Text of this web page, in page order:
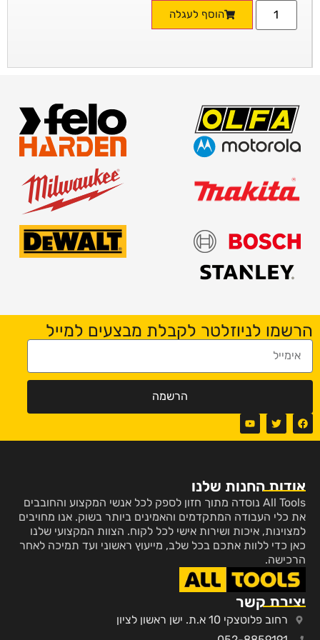
הוסף לעגלה
הרשמו לניוזלטר לקבלת מבצעים למייל
הרשמה
אודות החנות שלנו
All Tools נוסדה מתוך חזון לספק לכל אנשי המקצוע והחובבים
את כלי העבודה המתקדמים והאמינים ביותר בשוק. אנו מחויבים
למצוינות, איכות ושירות אישי לכל לקוח. הצוות המקצועי שלנו
כאן כדי ללוות אתכם בכל שלב, מייעוץ ראשוני ועד תמיכה לאחר
הרכישה.
יצירת קשר
רחוב פלוטצקי 10 א.ת. ישן ראשון לציון